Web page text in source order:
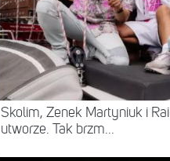
Skolim, Zenek Martyniuk i
utworze. Tak brzm...